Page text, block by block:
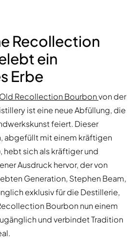
Recollection
ein
Erbe
Recollection Bourbonvon der
ist eine neue Abfüllung, die
feiert. Dieser
abgefüllt mit einem kräftigen
, hebt sich als kräftiger und
Ausdruck hervor, der von
Generation, Stephen Beam,
exklusiv für die Destillerie,
Bourbon nun einem
und verbindet Tradition